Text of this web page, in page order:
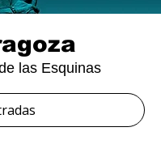
las Esquinas